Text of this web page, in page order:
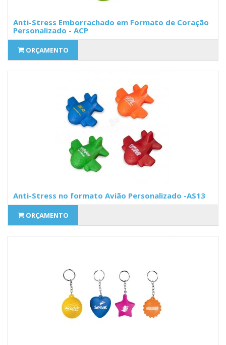
Anti-Stress Emborrachado em Formato de Coração
Personalizado - ACP
ORÇAMENTO
Anti-Stress no formato Avião Personalizado -AS13
ORÇAMENTO